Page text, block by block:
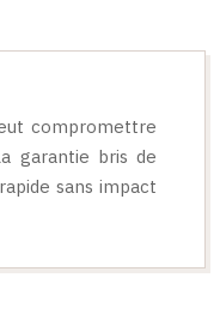
compromettre
garantie bris de
sans impact